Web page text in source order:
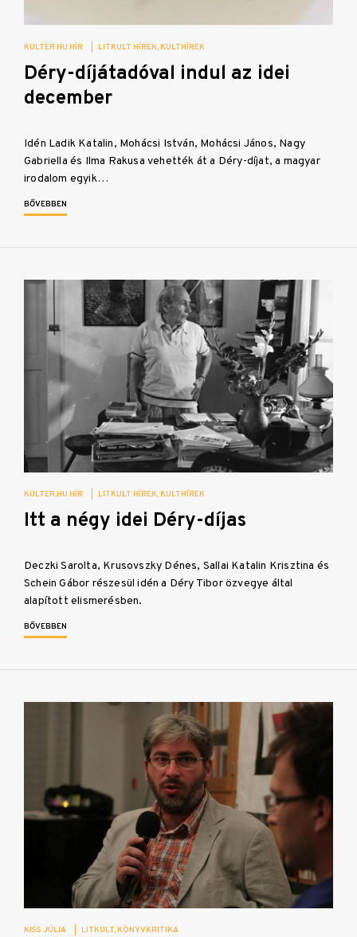
KULTER.HU HÍR LITKULT HÍREK KULTHÍREK
Déry-díjátadóval indul az idei
december
Idén Ladik Katalin, Mohácsi István, Mohácsi János, Nagy
Gabriella és Ilma Rakusa vehették át a Déry-díjat, a magyar
irodalom egyik…
BŐVEBBEN
KULTER.HU HÍR LITKULT HÍREK KULTHÍREK
Itt a négy idei Déry-díjas
Deczki Sarolta, Krusovszky Dénes, Sallai Katalin Krisztina és
Schein Gábor részesül idén a Déry Tibor özvegye által
alapított elismerésben.
BŐVEBBEN
KISS JÚLIA LITKULT KÖNYVKRITIKA